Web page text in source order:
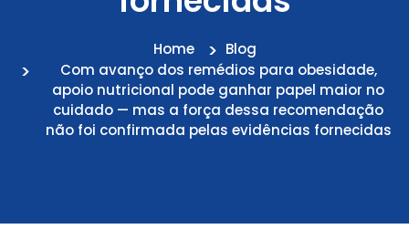
Home
Blog
Com avanço dos remédios para obesidade,
apoio nutricional pode ganhar papel maior no
cuidado — mas a força dessa recomendação
não foi confirmada pelas evidências fornecidas